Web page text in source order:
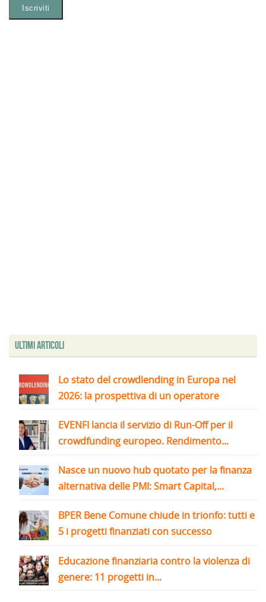
Ultimi articoli
Lo stato del crowdlending in Europa nel
2026: la prospettiva di un operatore
EVENFI lancia il servizio di Run-Off per il
crowdfunding europeo. Rendimento...
Nasce un nuovo hub quotato per la finanza
alternativa delle PMI: Smart Capital,...
BPER Bene Comune chiude in trionfo: tutti e
5 i progetti finanziati con successo
Educazione finanziaria contro la violenza di
genere: 11 progetti in...